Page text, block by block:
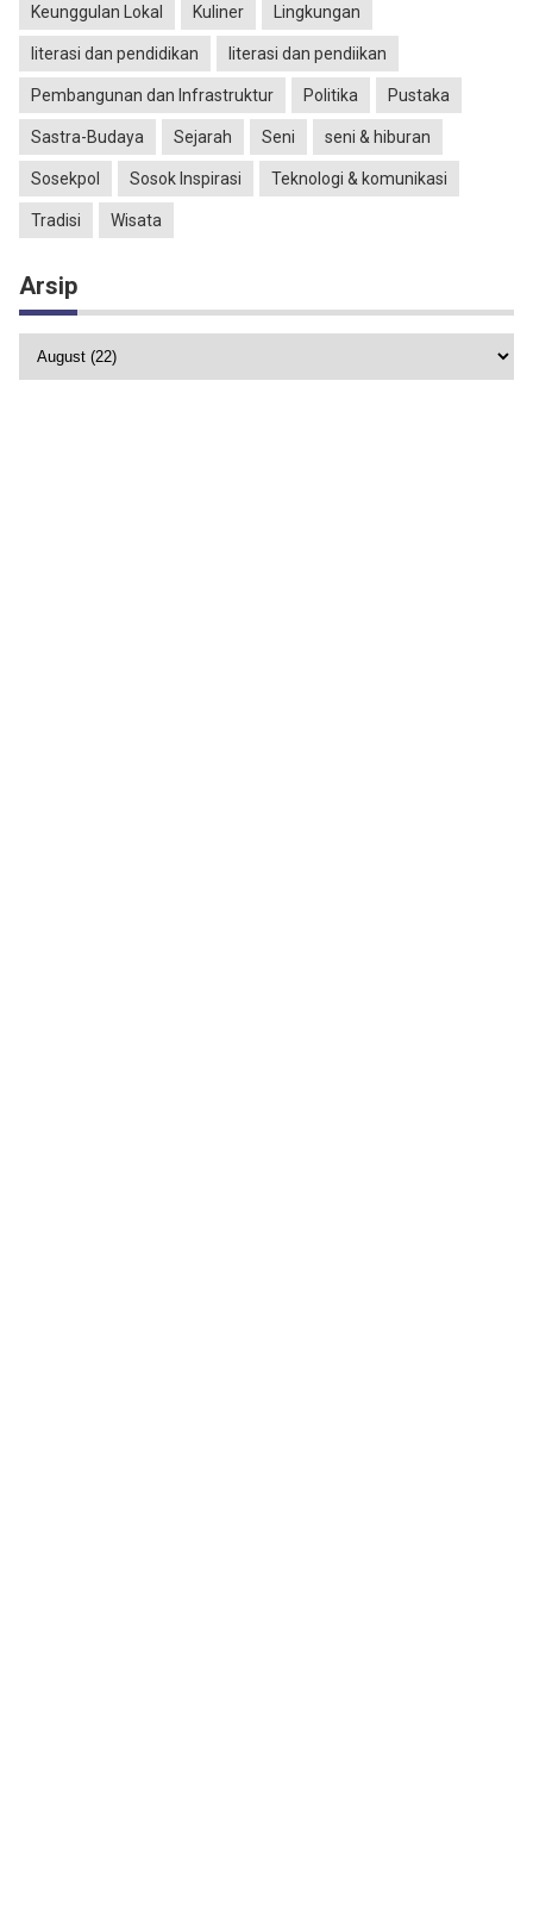
Keunggulan Lokal Kuliner Lingkungan
literasi dan pendidikan literasi dan pendiikan
Pembangunan dan Infrastruktur Politika Pustaka
Sastra-Budaya Sejarah Seni seni & hiburan
Sosekpol Sosok Inspirasi Teknologi & komunikasi
Tradisi Wisata
Arsip